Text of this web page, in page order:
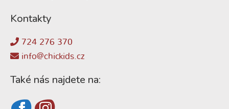
Kontakty
724 276 370
info@chickids.cz
Také nás najdete na: